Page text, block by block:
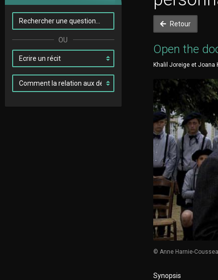
Retour
Open the
Khalil Joreige et Joana
© Anne Harnie-
Synopsis